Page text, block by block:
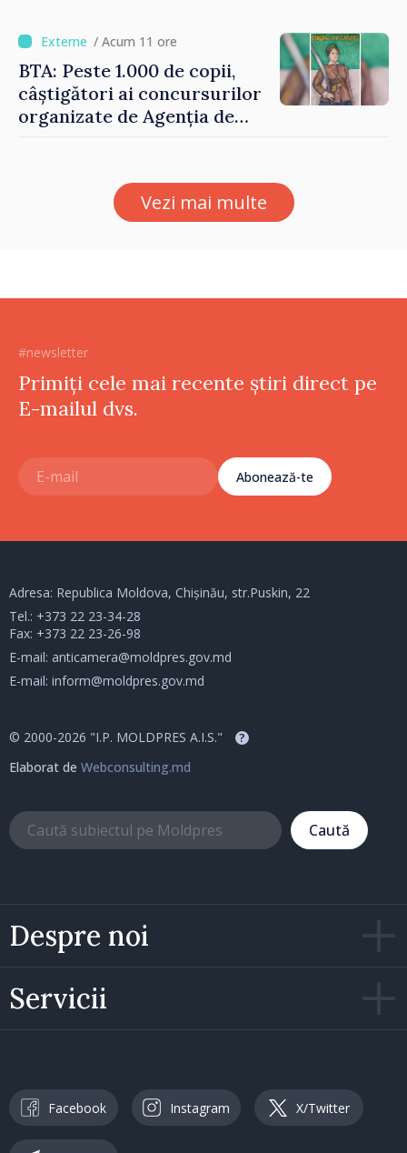
investițiile, taxăm viciile și
echilibrăm taxarea
consumului”
/ Acum 11 ore
BTA: Peste 1.000 de copii,
câștigători ai concursurilor
organizate de Agenția de
Vezi mai multe
#newsletter
Primiți cele mai recente știri direct pe
E-mailul dvs.
Abonează-te
Despre noi
Servicii
Adresa: Republica Moldova, Chișinău, str.Puskin, 22
Tel.: +373 22 23-34-28
Fax: +373 22 23-26-98
E-mail: anticamera@moldpres.gov.md
E-mail: inform@moldpres.gov.md
© 2000-2026 "I.P. MOLDPRES A.I.S." ?
Elaborat de Webconsulting.md
Caută
Facebook Instagram X/Twitter